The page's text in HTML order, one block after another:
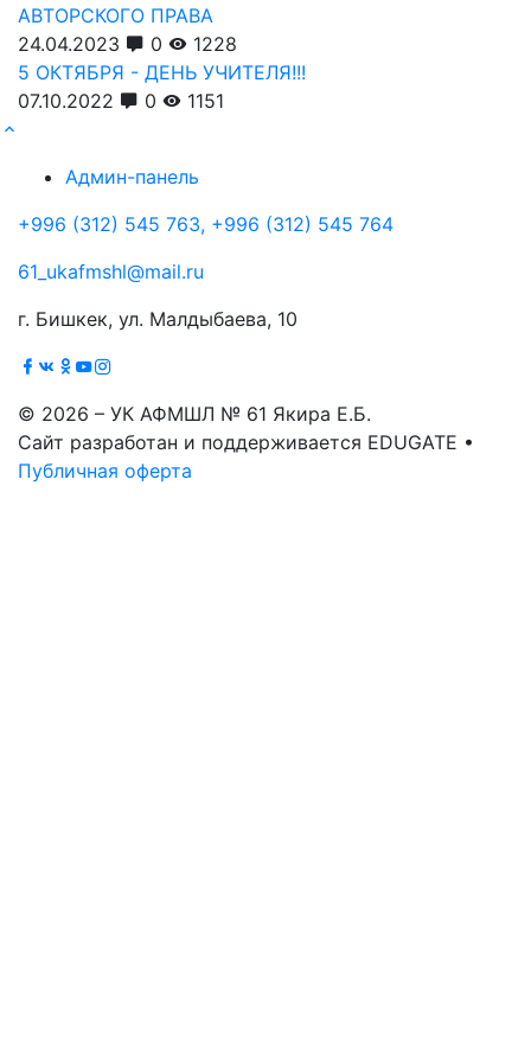
АВТОРСКОГО ПРАВА
24.04.2023
0
1228
5 ОКТЯБРЯ - ДЕНЬ УЧИТЕЛЯ!!!
07.10.2022
0 1151
Админ-панель
+996 (312) 545 763, +996 (312) 545 764
61_ukafmshl@mail.ru
г. Бишкек, ул. Малдыбаева, 10
© 2026 – УК АФМШЛ № 61 Якира Е.Б.
Сайт разработан и поддерживается EDUGATE •
Публичная оферта